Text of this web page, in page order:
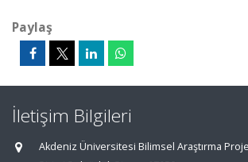
Paylaş
İletişim Bilgileri
Akdeniz Üniversitesi Bilimsel Araştırma